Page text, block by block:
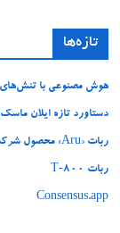
تازه‌ها
هوش مصنوعی با تنش‌های
دستاورد تازه ایلان
ربات «Aru» محصول شرکت فرانسوی Nio Robotics
ربات T‑800
Consensus.app